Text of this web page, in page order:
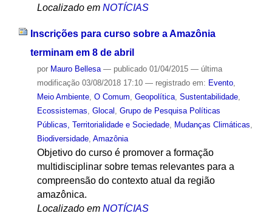
Localizado em NOTÍCIAS
Inscrições para curso sobre a Amazônia
terminam em 8 de abril
por Mauro Bellesa — publicado01/04/2015 — última
modificação03/08/2018 17:10 — registrado em: Evento,
Meio Ambiente, O Comum Geopolítica, Sustentabilidade,
Ecossistemas Glocal Grupo de Pesquisa Políticas
Públicas, Territorialidade e Sociedade, Mudanças Climáticas
Biodiversidade, Amazônia
Objetivo do curso é promover a formação
multidisciplinar sobre temas relevantes para a
compreensão do contexto atual da região
amazônica.
Localizado em NOTÍCIAS